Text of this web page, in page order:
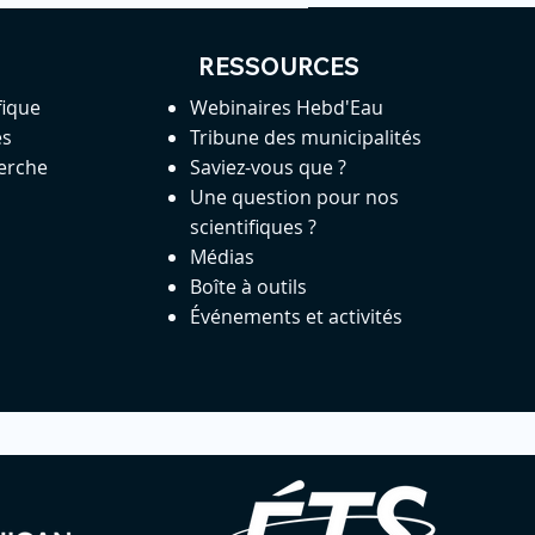
RESSOURCES
Webinaires Hebd'Eau
Tribune des municipalités
Saviez-vous que ?
Une question pour nos
scientifiques ?
Médias
Boîte à outils
Événements et activités